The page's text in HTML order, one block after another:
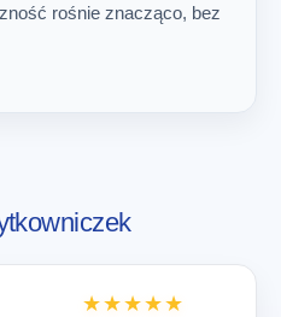
rośnie znacząco, bez
★★★★★